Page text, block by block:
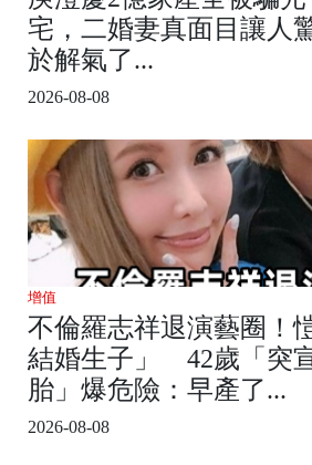
宅，二婚妻真面目讓人
於解氣了...
2026-08-08
增值
不倫羅志祥退演藝圈！
結婚生子」 42歲「突
胎」爆危險：早產了...
2026-08-08